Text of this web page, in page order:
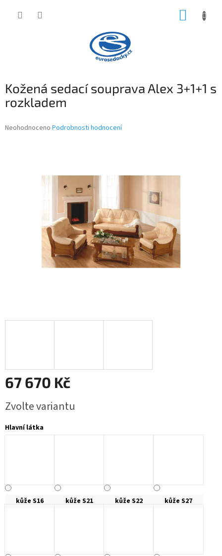
Kožená sedací souprava Alex 3+1+1 s
rozkladem
Průměrné
Neohodnoceno Podrobnosti hodnocení
67 670 Kč
cena:
Zvolte variantu
Hlavní látka
kůže S16 kůže S21 kůže S22 kůže S27